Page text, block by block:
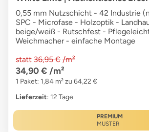
0,55 mm Nutzschicht - 42 Industrie
SPC - Microfase - Holzoptik -
beige/weiß - Rutschfest -
Weichmacher - einfache Montage
statt 36,95 € /m²
34,90 € /m²
1 Paket: 1,84 m² zu 64,22 €
Lieferzeit: 12 Tage
PREMIUM
MUSTER